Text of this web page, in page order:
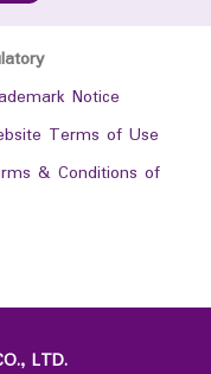
Notice
Terms of Use
& Conditions of
LTD.